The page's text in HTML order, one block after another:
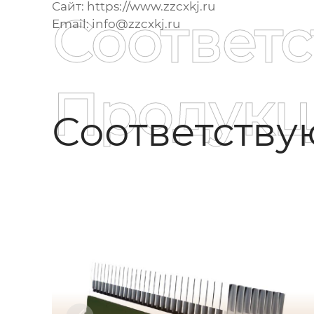
Сайт: https://www.zzcxkj.ru
Email: info@zzcxkj.ru